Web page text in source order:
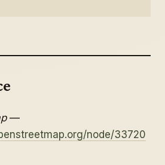
—
node/33720